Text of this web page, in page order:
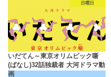
日曜日
いだてん～東京オリムピック噺
(ばなし)32話独裁者 大河ドラマ動
画